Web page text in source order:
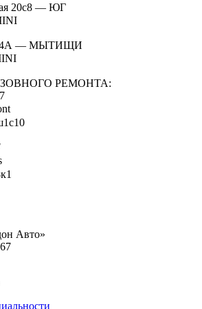
20с8 — ЮГ
4А — МЫТИЩИ
РЕМОНТА:
Авто»